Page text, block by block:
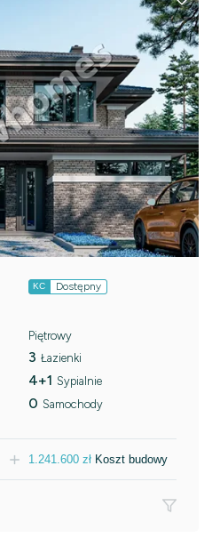
KC Dostępny
Piętrowy
3 Łazienki
4+1 Sypialnie
0 Samochody
1.241.600 zł Koszt budowy